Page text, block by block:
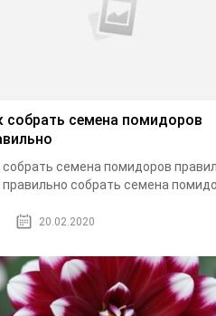
собрать семена помидоров
собрать семена помидоров
правильно собрать семена
20.02.2020